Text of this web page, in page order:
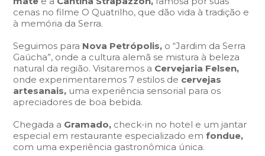
cenas no filme O Quatrilho, que dão vida à tradição e
à memória da Serra.
Seguimos para Nova Petrópolis, o“Jardim da Serra
Gaúcha”, onde a cultura alemã se mistura à beleza
natural da região. Visitaremos a Cervejaria Felsen,
onde experimentaremos 7 estilos de cervejas
artesanais, uma experiência sensorial para os
apreciadores de boa bebida.
Chegada a Gramado, check-in no hotel e um jantar
especial em restaurante especializado emfondue,
com uma experiência gastronômica única.